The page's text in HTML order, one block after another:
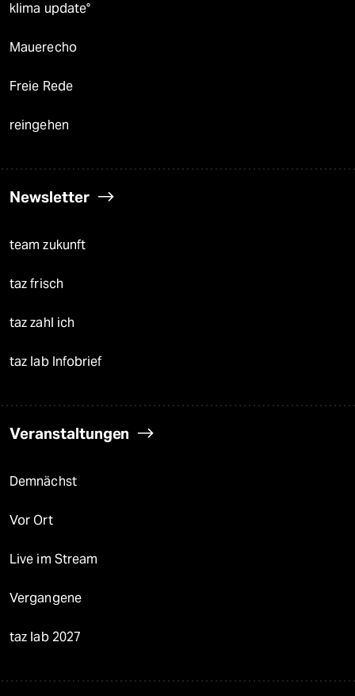
klima update°
Mauerecho
Freie Rede
reingehen
Newsletter
team zukunft
taz frisch
taz zahl ich
taz lab Infobrief
Veranstaltungen
Demnächst
Vor Ort
Live im Stream
Vergangene
taz lab 2027